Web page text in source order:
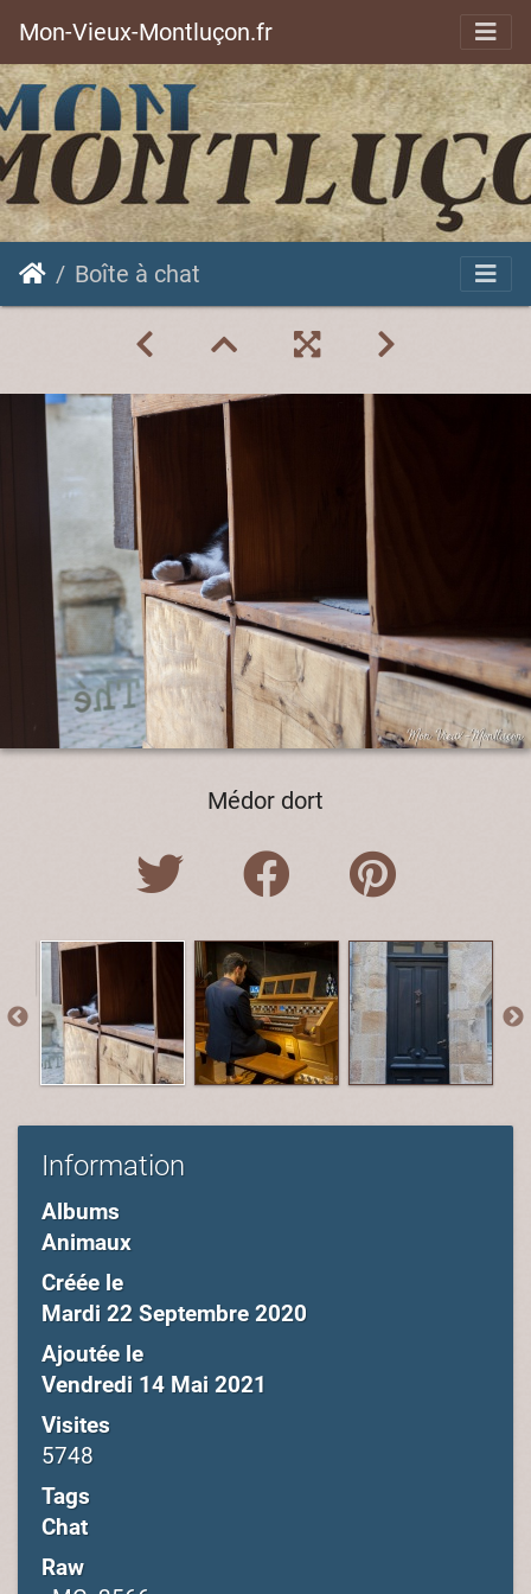
Mon-Vieux-Montluçon.fr
Boîte à chat
Médor dort
Information
Albums
Animaux
Créée le
Mardi 22 Septembre 2020
Ajoutée le
Vendredi 14 Mai 2021
Visites
5748
Tags
Chat
Raw